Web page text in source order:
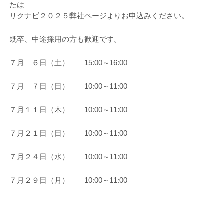
たは
リクナビ２０２５弊社ページよりお申込みください。
既卒、中途採用の方も歓迎です。
７月 ６日（土） 15:00～16:00
７月 ７日（日） 10:00～11:00
７月１１日（木） 10:00～11:00
７月２１日（日） 10:00～11:00
７月２４日（水） 10:00～11:00
７月２９日（月） 10:00～11:00